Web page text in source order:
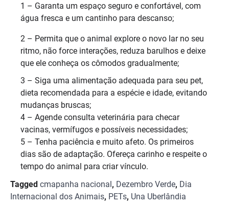
1 – Garanta um espaço seguro e confortável, com
água fresca e um cantinho para descanso;
2 – Permita que o animal explore o novo lar no seu
ritmo, não force interações, reduza barulhos e deixe
que ele conheça os cômodos gradualmente;
3 – Siga uma alimentação adequada para seu pet,
dieta recomendada para a espécie e idade, evitando
mudanças bruscas;
4 – Agende consulta veterinária para checar
vacinas, vermífugos e possíveis necessidades;
5 – Tenha paciência e muito afeto. Os primeiros
dias são de adaptação. Ofereça carinho e respeite o
tempo do animal para criar vínculo.
Tagged cmapanha nacional, Dezembro Verde, Dia
Internacional dos Animais, PETs, Una Uberlândia